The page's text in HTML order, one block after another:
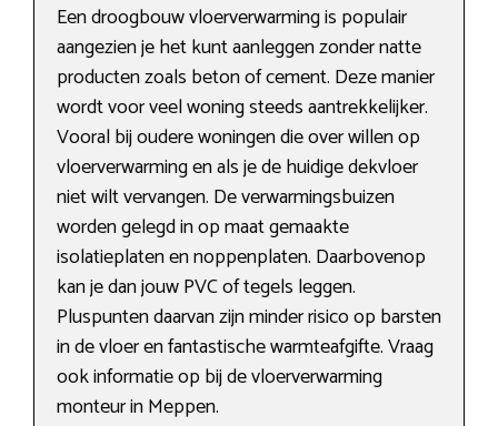
Een droogbouw vloerverwarming is populair
aangezien je het kunt aanleggen zonder natte
producten zoals beton of cement. Deze manier
wordt voor veel woning steeds aantrekkelijker.
Vooral bij oudere woningen die over willen op
vloerverwarming en als je de huidige dekvloer
niet wilt vervangen. De verwarmingsbuizen
worden gelegd in op maat gemaakte
isolatieplaten en noppenplaten. Daarbovenop
kan je dan jouw PVC of tegels leggen.
Pluspunten daarvan zijn minder risico op barsten
in de vloer en fantastische warmteafgifte. Vraag
ook informatie op bij de vloerverwarming
monteur in Meppen.